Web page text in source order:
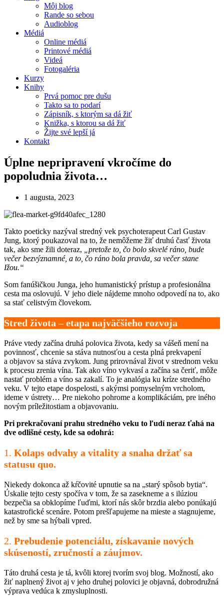
Môj blog
Rande so sebou
Audioblog
Médiá
Online médiá
Printové médiá
Videá
Fotogaléria
Kurzy
Knihy
Prvá pomoc pre dušu
Takto sa to podarí
Zápisník, s ktorým sa dá žiť
Knižka, s ktorou sa dá žiť
Žijte své lepší já
Kontakt
Úplne nepripravení vkročíme do
popoludnia života…
1 augusta, 2023
Takto poeticky nazýval stredný vek psychoterapeut Carl Gustav
Jung, ktorý poukazoval na to, že nemôžeme žiť druhú časť života
tak, ako sme žili doteraz,
„pretože to, čo bolo skvelé ráno, bude
večer bezvýznamné, a to, čo ráno bola pravda, sa večer stane
Ižou.“
Som fanúšičkou Junga, jeho humanistický prístup a profesionálna
cesta ma oslovujú. V jeho diele nájdeme mnoho odpovedí na to, ako
sa stať celistvým človekom.
Stred života – etapa najväčšieho rozvoja
Práve vtedy začína druhá polovica života, kedy sa vášeň mení na
povinnosť, chcenie sa stáva nutnosťou a cesta plná prekvapení
a objavov sa stáva zvykom. Jung prirovnával život v strednom veku
k procesu zrenia vína. Tak ako víno vykvasí a začína sa čeriť, môže
nastať problém a víno sa zakalí. To je analógia ku kríze stredného
veku. V tejto etape dospelosti, s akýmsi pomyselným vrcholom,
ideme v ústrety… Pre niekoho pohrome a komplikáciám, pre iného
novým príležitostiam a objavovaniu.
Pri prekračovaní prahu stredného veku to ľudí neraz ťahá na
dve odlišné cesty, kde sa odohrá:
1. Kolaps odvahy a vitality a snaha držať sa
statusu quo.
Niekedy dokonca až kŕčovité upnutie sa na „starý spôsob bytia“.
Úskalie tejto cesty spočíva v tom, že sa zasekneme a s ilúziou
bezpečia sa obklopíme ľuďmi, ktorí nás skôr brzdia alebo ponúkajú
katastrofické scenáre. Potom prešľapujeme na mieste a stagnujeme,
než by sme sa hýbali vpred.
2. Prebudenie potenciálu, získavanie nových
skúseností, zručností a záujmov.
Táto druhá cesta je tá, kvôli ktorej tvorím svoj blog. Možností, ako
žiť naplnený život aj v jeho druhej polovici je objavná, dobrodružná
výprava vedúca k zmysluplnosti.